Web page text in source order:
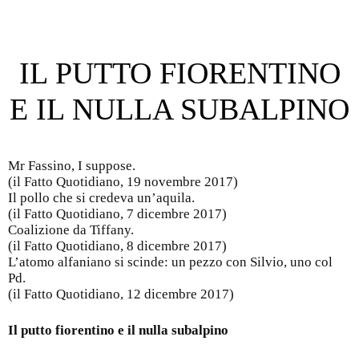
IL PUTTO FIORENTINO
E IL NULLA SUBALPINO
Mr Fassino, I suppose.
(il Fatto Quotidiano, 19 novembre 2017)
Il pollo che si credeva un’aquila.
(il Fatto Quotidiano, 7 dicembre 2017)
Coalizione da Tiffany.
(il Fatto Quotidiano, 8 dicembre 2017)
L’atomo alfaniano si scinde: un pezzo con Silvio, uno col
Pd.
(il Fatto Quotidiano, 12 dicembre 2017)
Il putto fiorentino e il nulla subalpino